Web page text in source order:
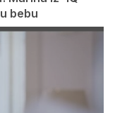
bebu